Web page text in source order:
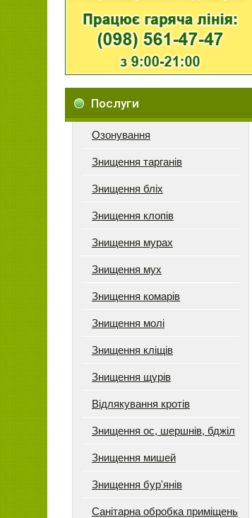
Послуги
Озонування
Знищення тарганів
Знищення бліх
Знищення клопів
Знищення мурах
Знищення мух
Знищення комарів
Знищення молі
Знищення кліщів
Знищення щурів
Відлякування кротів
Знищення ос, шершнів, бджіл
Знищення мишей
Знищення бур'янів
Санітарна обробка приміщень